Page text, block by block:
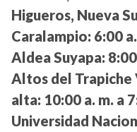
Higueros, Nueva
Caralampio: 6:00
Aldea Suyapa:
Altos del Trapiche
alta: 10:00 a. m. a
Universidad